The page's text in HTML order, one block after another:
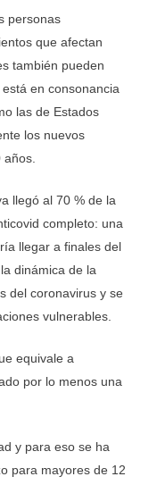
personas
que afectan
también pueden
en consonancia
las de Estados
los nuevos
llegó al 70 % de la
completo: una
llegar a finales del
dinámica de la
del coronavirus y se
vulnerables.
equivale a
por lo menos una
y para eso se ha
para mayores de 12